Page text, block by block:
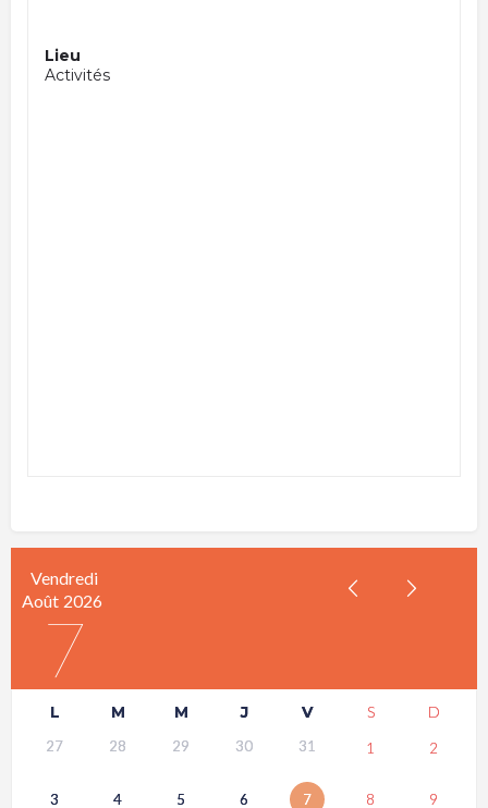
Lieu
Activités
Vendredi
Août 2026
7
L M M J V S D
27 28 29 30 31 1 2
3 4 5 6 7 8 9